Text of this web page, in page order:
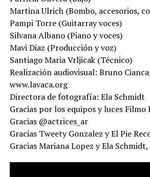
Martina Ulrich (Bombo, accesorios,
Pampi Torre (Guitarray voces)
Silvana Albano (Piano y voces)
Mavi Diaz (Producción y voz)
Santiago Maria Vrljicak (Técnico)
Realización audiovisual: Bruno
www.lavaca.org
Directora de fotografía: Ela Schmidt
Gracias por los equipos y luces Filmo
Gracias @actrices_ar
Gracias Tweety Gonzalez y El Pie
Gracias Mariana Lopez y Ela